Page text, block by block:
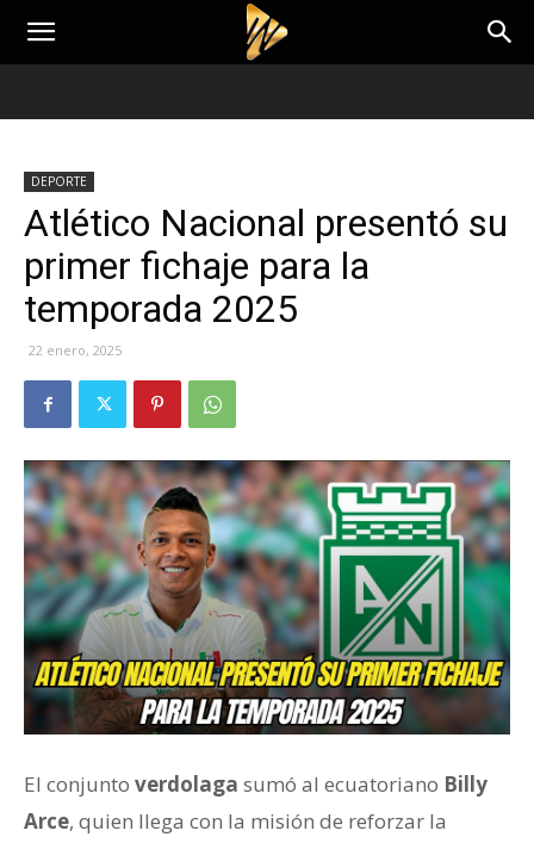
DEPORTE
Atlético Nacional presentó su
primer fichaje para la
temporada 2025
22 enero, 2025
El conjunto verdolaga sumó al ecuatoriano Billy
Arce, quien llega con la misión de reforzar la